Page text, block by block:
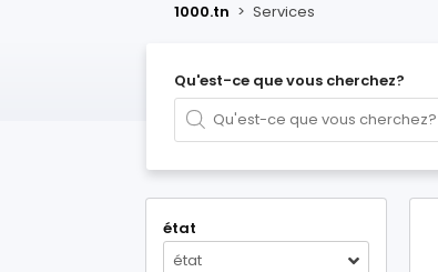
1000.tn > Services
Qu'est-ce que vous cherchez?
état
état